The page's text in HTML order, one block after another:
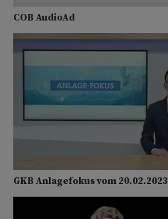
COB AudioAd
GKB Anlagefokus vom 20.02.2023